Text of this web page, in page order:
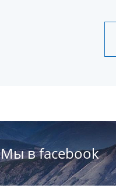
Мы в facebook